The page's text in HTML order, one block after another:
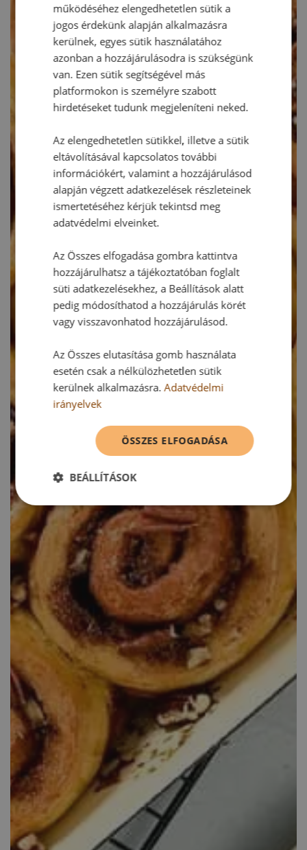
működéséhez elengedhetetlen sütik a
jogos érdekünk alapján alkalmazásra
kerülnek, egyes sütik használatához
azonban a hozzájárulásodra is szükségünk
van. Ezen sütik segítségével más
platformokon is személyre szabott
hirdetéseket tudunk megjeleníteni neked.
Az elengedhetetlen sütikkel, illetve a sütik
eltávolításával kapcsolatos további
információkért, valamint a hozzájárulásod
alapján végzett adatkezelések részleteinek
ismertetéséhez kérjük tekintsd meg
adatvédelmi elveinket.
Az Összes elfogadása gombra kattintva
hozzájárulhatsz a tájékoztatóban foglalt
süti adatkezelésekhez, a Beállítások alatt
pedig módosíthatod a hozzájárulás körét
vagy visszavonhatod hozzájárulásod.
Az Összes elutasítása gomb használata
esetén csak a nélkülözhetetlen sütik
kerülnek alkalmazásra.Adatvédelmi
irányelvek
ÖSSZES ELFOGADÁSA
BEÁLLÍTÁSOK